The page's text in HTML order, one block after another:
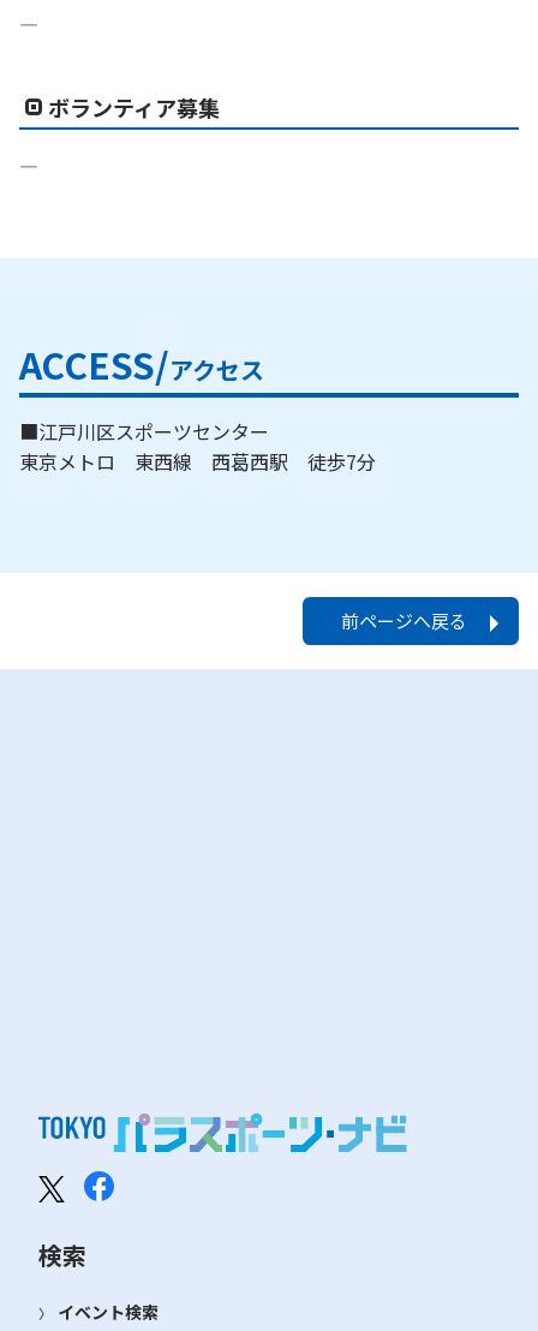
―
ボランティア募集
―
ACCESS/アクセス
■江戸川区スポーツセンター
東京メトロ 東西線 西葛西駅 徒歩7分
前ページへ戻る
検索
イベント検索